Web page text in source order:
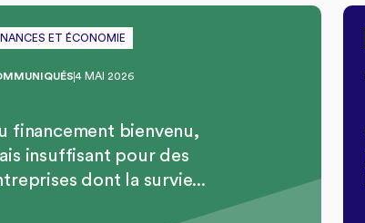
ET ÉCONOMIE
4 MAI 2026
financement bienvenu,
insuffisant pour des
dont la survie...